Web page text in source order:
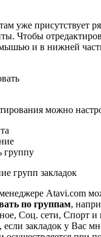
уже присутствует
Чтобы
и в нижней
можно
группу
Atavi.com
по группам,
Соц. сети, Спорт и
если закладок у Вас